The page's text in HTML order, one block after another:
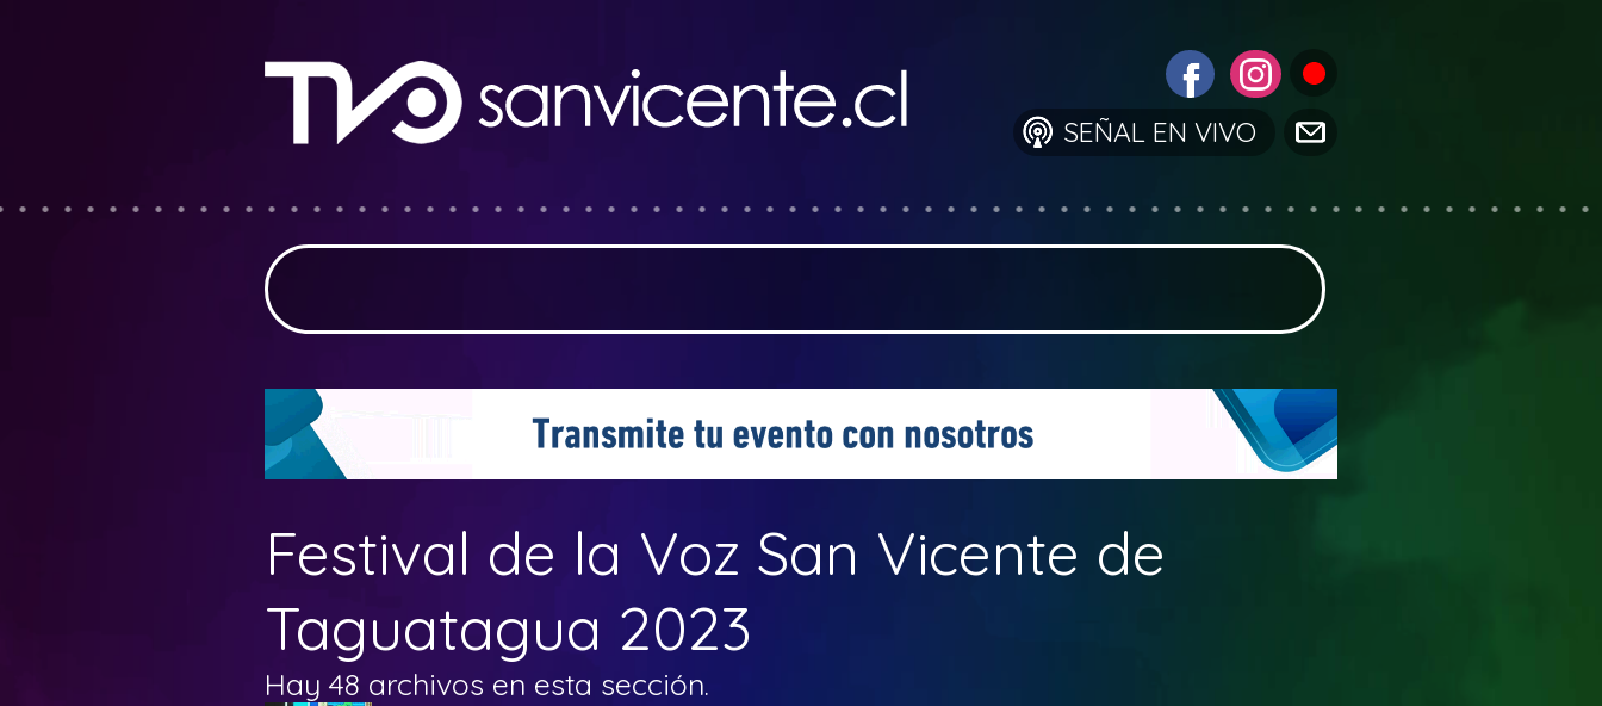
SEÑAL EN VIVO
Festival de la Voz San Vicente de
Taguatagua 2023
Hay 48 archivos en esta sección.